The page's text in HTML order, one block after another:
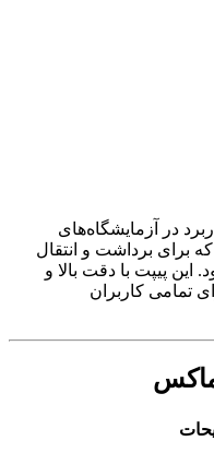
در آزمایشگاه‌های
برداشت و انتقال
پیپت با دقت بالا و
تمامی کاربران